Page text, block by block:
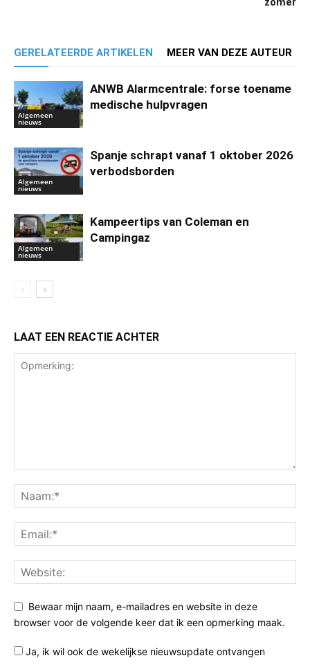
GERELATEERDE ARTIKELEN MEER VAN DEZE AUTEUR
Algemeen
nieuws
ANWB Alarmcentrale: forse toename
medische hulpvragen
Algemeen
nieuws
Spanje schrapt vanaf 1 oktober 2026
verbodsborden
Algemeen
nieuws
Kampeertips van Coleman en
Campingaz
LAAT EEN REACTIE ACHTER
Bewaar mijn naam, e-mailadres en website in deze
browser voor de volgende keer dat ik een opmerking maak.
Ja, ik wil ook de wekelijkse nieuwsupdate ontvangen